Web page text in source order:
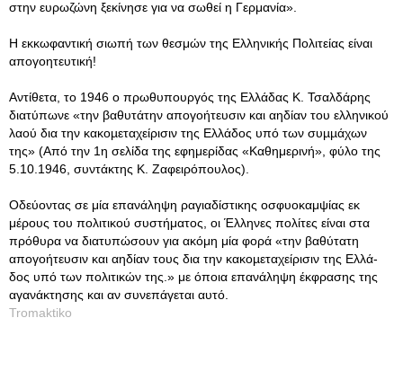
στην ευρωζώνη ξεκίνησε για να σωθεί η Γερμανία».
Η εκκωφαντική σιωπή των θεσμών της Ελληνικής Πολιτείας είναι
απογοητευτική!
Αντίθετα, το 1946 ο πρωθυπουργός της Ελλάδας Κ. Τσαλδάρης
διατύπωνε «την βαθυτάτην απογοήτευσιν και αηδίαν του ελ­ληνικού
λαού δια την κακοµεταχείρισιν της Ελλά­δος υπό των συµµάχων
της» (Από την 1η σελίδα της εφημερίδας «Καθημερινή», φύλο της
5.10.1946, συντάκτης Κ. Ζαφειρόπουλος).
Οδεύοντας σε μία επανάληψη ραγιαδίστικης οσφυοκαμψίας εκ
μέρους του πολιτικού συστήματος, οι Έλληνες πολίτες είναι στα
πρόθυρα να διατυπώσουν για ακόμη μία φορά «την βαθύτατη
απογοήτευσιν και αηδίαν τους δια την κακοµεταχείρισιν της Ελλά­
δος υπό των πολιτικών της.» με όποια επανάληψη έκφρασης της
αγανάκτησης και αν συνεπάγεται αυτό.
Tromaktiko